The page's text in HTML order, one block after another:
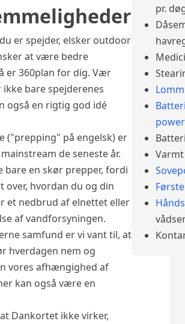
er spejder, elsker outdoor
at være bedre
er 360plan for dig. Vær
bare spejderenes
også en rigtig god idé
("prepping" på engelsk) er
de seneste år.
bare en skør prepper, fordi
over, hvordan du og din
et nedbrud af elnettet eller
af vandforsyningen.
samfund er vi vant til, at
hverdagen nem og
vores afhængighed af
kan også være en
Dankortet ikke virker,
pr.